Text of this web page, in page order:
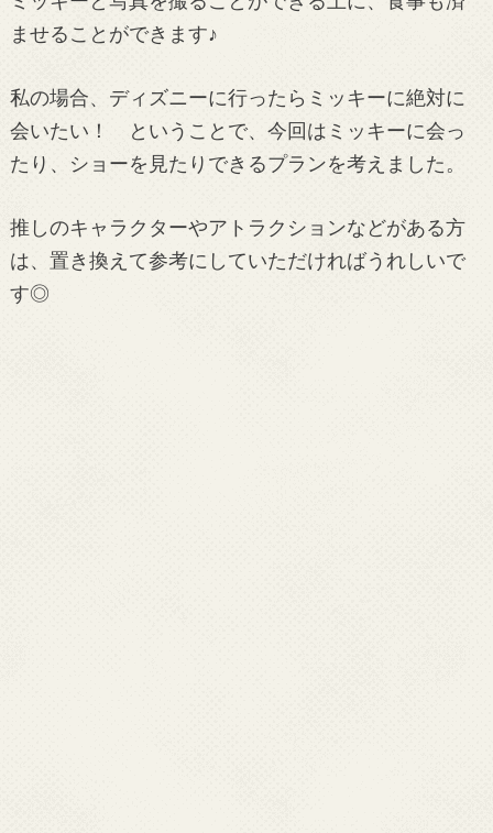
ませることができます♪
私の場合、ディズニーに行ったらミッキーに絶対に
会いたい！ ということで、今回はミッキーに会っ
たり、ショーを見たりできるプランを考えました。
推しのキャラクターやアトラクションなどがある方
は、置き換えて参考にしていただければうれしいで
す◎